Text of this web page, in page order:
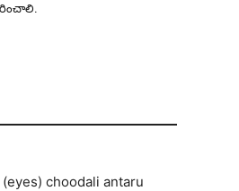
choodali antaru